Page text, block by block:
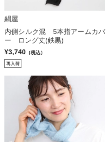
絹屋
内側シルク混 5本指アームカバ
ー ロング丈(鉄黒)
¥3,740 （税込）